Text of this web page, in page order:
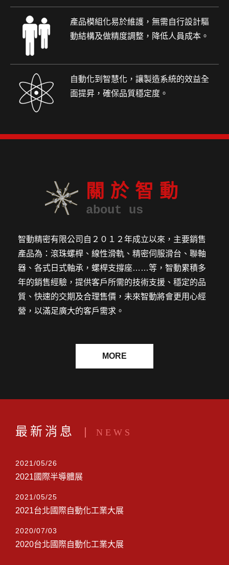
產品模組化易於維護，無需自行設計驅
動結構及做精度調整，降低人員成本。
自動化到智慧化，讓製造系統的效益全
面提昇，確保品質穩定度。
關於智動
about us
智動精密有限公司自２０１２年成立以來，主要銷售
產品為：滾珠螺桿、線性滑軌、精密伺服滑台、聯軸
器、各式日式軸承，螺桿支撐座……等，智動累積多
年的銷售經驗，提供客戶所需的技術支援、穩定的品
質、快速的交期及合理售價，未來智動將會更用心經
營，以滿足廣大的客戶需求。
MORE
最新消息 NEWS
2021/05/26
2021國際半導體展
2021/05/25
2021台北國際自動化工業大展
2020/07/03
2020台北國際自動化工業大展